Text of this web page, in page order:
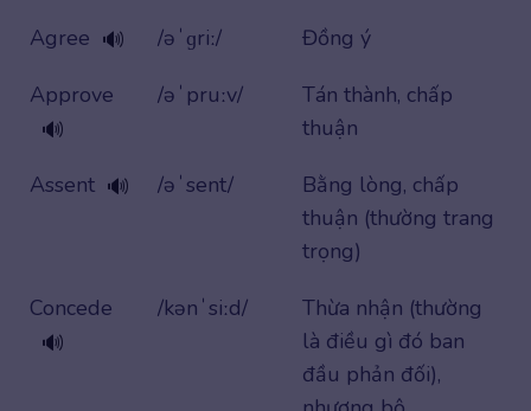
Agree 🔊 /əˈɡriː/
Đồng ý
Approve
🔊
/əˈpruːv/
Tán thành, chấp
thuận
Assent 🔊 /əˈsent/
Bằng lòng, chấp
thuận (thường trang
trọng)
Concede
🔊
/kənˈsiːd/
Thừa nhận (thường
là điều gì đó ban
đầu phản đối),